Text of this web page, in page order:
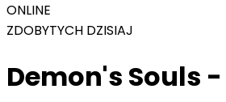
ONLINE
ZDOBYTYCH DZISIAJ
Demon's Souls